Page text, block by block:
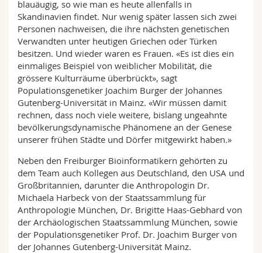
blauäugig, so wie man es heute allenfalls in
Skandinavien findet. Nur wenig später lassen sich zwei
Personen nachweisen, die ihre nächsten genetischen
Verwandten unter heutigen Griechen oder Türken
besitzen. Und wieder waren es Frauen. «Es ist dies ein
einmaliges Beispiel von weiblicher Mobilität, die
grössere Kulturräume überbrückt», sagt
Populationsgenetiker Joachim Burger der Johannes
Gutenberg-Universität in Mainz. «Wir müssen damit
rechnen, dass noch viele weitere, bislang ungeahnte
bevölkerungsdynamische Phänomene an der Genese
unserer frühen Städte und Dörfer mitgewirkt haben.»
Neben den Freiburger Bioinformatikern gehörten zu
dem Team auch Kollegen aus Deutschland, den USA und
Großbritannien, darunter die Anthropologin Dr.
Michaela Harbeck von der Staatssammlung für
Anthropologie München, Dr. Brigitte Haas-Gebhard von
der Archäologischen Staatssammlung München, sowie
der Populationsgenetiker Prof. Dr. Joachim Burger von
der Johannes Gutenberg-Universität Mainz.